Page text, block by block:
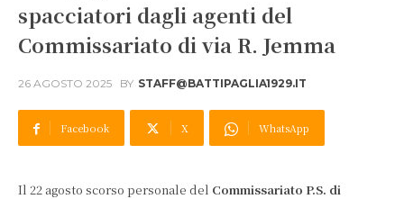
spacciatori dagli agenti del
Commissariato di via R. Jemma
26 AGOSTO 2025 BY STAFF@BATTIPAGLIA1929.IT
Facebook X WhatsApp
Il 22 agosto scorso personale del Commissariato P.S. di